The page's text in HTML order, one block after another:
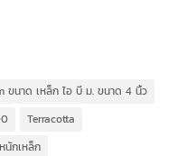
ขนาด เหล็ก ไอ บี ม. ขนาด 4 นิ้ว
Terracotta
นักเหล็ก